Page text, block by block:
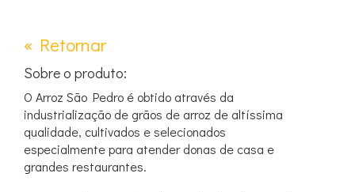
« Retornar
Sobre o produto:
O Arroz São Pedro é obtido através da
industrialização de grãos de arroz de altíssima
qualidade, cultivados e selecionados
especialmente para atender donas de casa e
grandes restaurantes.